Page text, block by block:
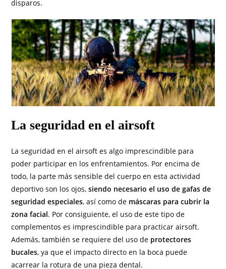
disparos.
La seguridad en el airsoft
La seguridad en el airsoft es algo imprescindible para
poder participar en los enfrentamientos. Por encima de
todo, la parte más sensible del cuerpo en esta actividad
deportivo son los ojos, siendo necesario el uso de gafas de
seguridad especiales, así como de máscaras para cubrir la
zona facial. Por consiguiente, el uso de este tipo de
complementos es imprescindible para practicar airsoft.
Además, también se requiere del uso de protectores
bucales, ya que el impacto directo en la boca puede
acarrear la rotura de una pieza dental.